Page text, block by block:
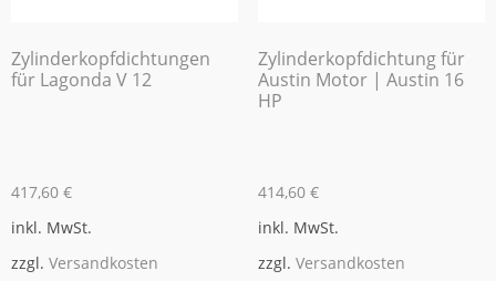
Zylinderkopfdichtungen
für Lagonda V 12
417,60 €
inkl. MwSt.
zzgl. Versandkosten
Zylinderkopfdichtung für
Austin Motor | Austin 16
HP
414,60 €
inkl. MwSt.
zzgl. Versandkosten